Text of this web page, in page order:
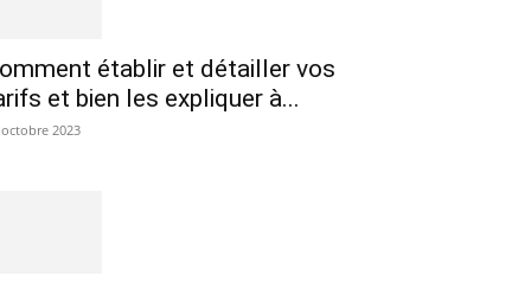
établir et détailler vos
et bien les expliquer à...
octobre 2023